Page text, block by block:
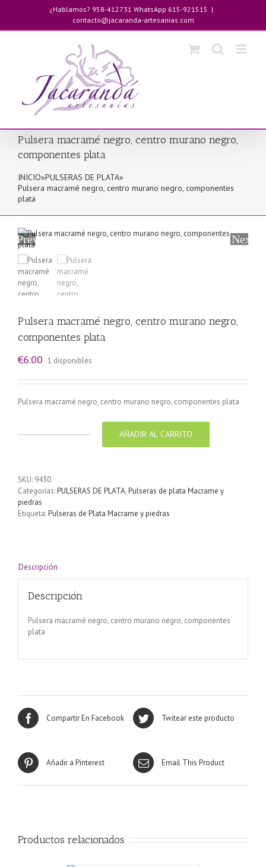
contenido
¿Hablamos? 958-412731 WhatsApp 615-921515 |
contacto@jacaranda-artesanias.com
Pulsera macramé negro, centro murano negro,
componentes plata
INICIO»PULSERAS DE PLATA»
Pulsera macramé negro, centro murano negro, componentes
plata
Previous Next
Pulsera macramé negro, centro murano negro,
componentes plata
€6.00 1 disponibles
Pulsera macramé negro, centro murano negro, componentes plata
negro,
plata
AÑADIR AL CARRITO
SKU: 9430
Categorías:PULSERAS DE PLATA,Pulseras de plata Macrame y
piedras
Etiqueta:Pulseras de Plata Macrame y piedras
Descripción
Descripción
Pulsera macramé negro, centro murano negro, componentes
plata
Compartir En Facebook Twitear este producto
Añadir a Pinterest Email This Product
Productos relacionados